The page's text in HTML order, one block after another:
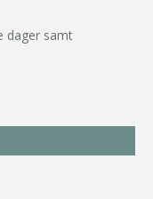
dager samt